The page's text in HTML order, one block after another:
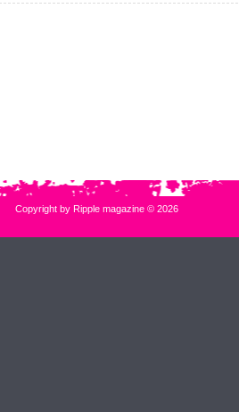
Copyright by Ripple magazine © 2026